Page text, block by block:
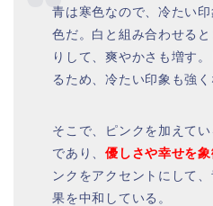
青は寒色なので、冷たい
色だ。白と組み合わせる
りして、爽やかさも増す
るため、冷たい印象も強く
そこで、ピンクを加えて
であり、優しさや幸せを
ンクをアクセントにして
果を中和している。